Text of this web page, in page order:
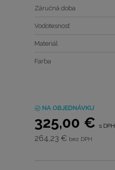
Záručná doba
Vodotesnosť
Materiál
Farba
NA OBJEDNÁVKU
325,00 € s DPH
264,23 € bez DPH